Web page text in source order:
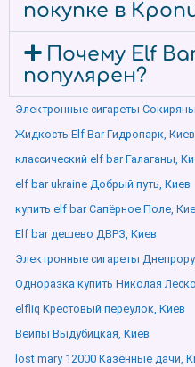
покупке в
Почему Elf
популярен?
Электронные сигареты Сокиряны
Жидкость Elf Bar Гидропарк, Киев
классический elf bar Галаганы,
elf bar ukraine Добрый путь, Киев
купить elf bar Сапёрное Поле,
Elf bar дешево ДВРЗ, Киев
Электронные сигареты
Одноразка купить Николая
elfliq Крестовый переулок, Киев
Вейпы Выдубицкая, Киев
lost mary 12000 Казённые дачи,